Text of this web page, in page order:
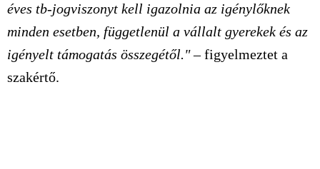
éves tb-jogviszonyt kell igazolnia az igénylőknek
minden esetben, függetlenül a vállalt gyerekek és az
igényelt támogatás összegétől."– figyelmeztet a
szakértő.